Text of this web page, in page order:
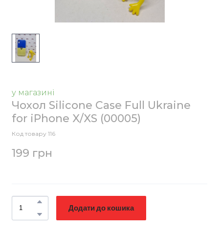
у магазині
Чохол Silicone Case Full Ukraine
for iPhone X/XS (00005)
Код товару 116
199 грн
Додати до кошика